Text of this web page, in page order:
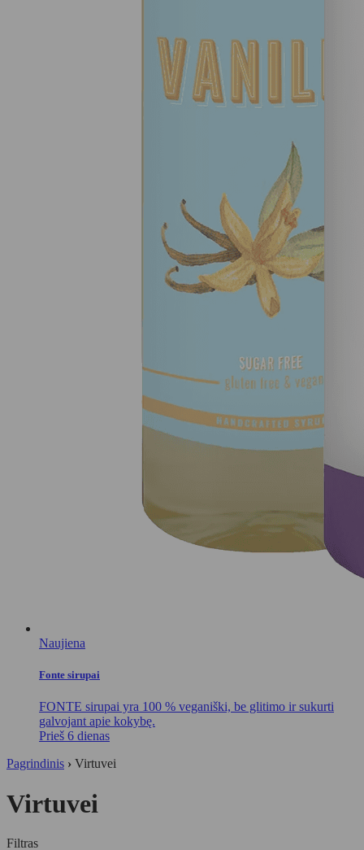
Naujiena
Fonte sirupai
FONTE sirupai yra 100 % veganiški, be glitimo ir sukurti
galvojant apie kokybę.
Prieš 6 dienas
Pagrindinis › Virtuvei
Virtuvei
Filtras